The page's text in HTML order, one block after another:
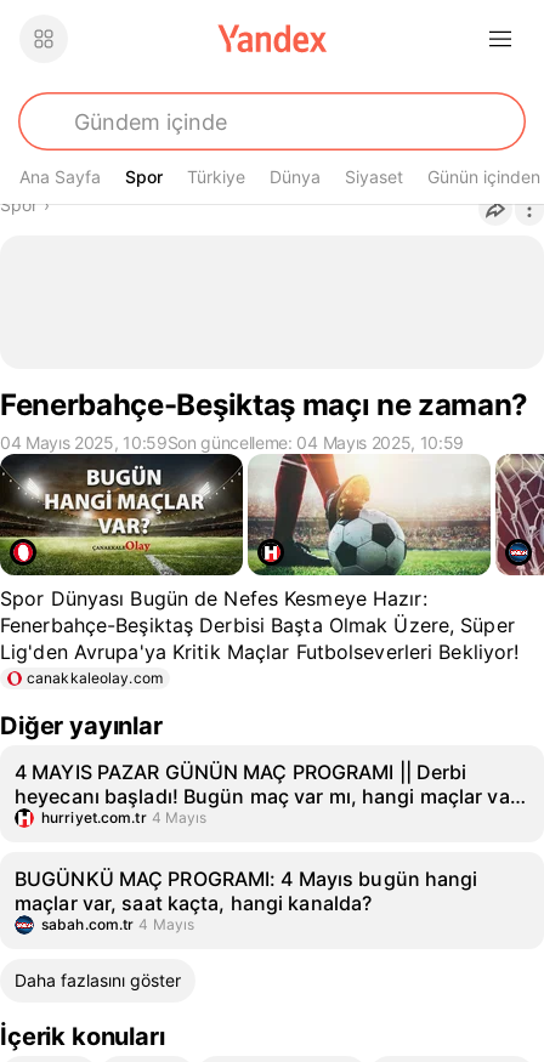
Ana Sayfa Spor
Spor Türkiye Dünya Siyaset Günün içinden
Buradasın
Spor›
Fenerbahçe-Beşiktaş maçı ne zaman?
04 Mayıs 2025, 10:59Son güncelleme: 04 Mayıs 2025, 10:59
Spor Dünyası Bugün de Nefes Kesmeye Hazır:
Fenerbahçe-Beşiktaş Derbisi Başta Olmak Üzere, Süper
Lig'den Avrupa'ya Kritik Maçlar Futbolseverleri Bekliyor!
canakkaleolay.com
Diğer yayınlar
4 MAYIS PAZAR GÜNÜN MAÇ PROGRAMI || Derbi
heyecanı başladı! Bugün maç var mı, hangi maçlar var?
Bu akşam kimin maçı var, saat kaçta?
hurriyet.com.tr 4 Mayıs
BUGÜNKÜ MAÇ PROGRAMI: 4 Mayıs bugün hangi
maçlar var, saat kaçta, hangi kanalda?
sabah.com.tr 4 Mayıs
Daha fazlasını göster
İçerik konuları